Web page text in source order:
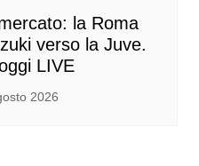
la Roma
verso la Juve.
LIVE
2026